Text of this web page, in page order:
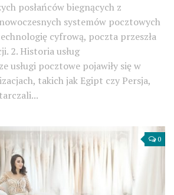
posłańców biegnących z
systemów pocztowych
cyfrową, poczta przeszła
2. Historia usług
usługi pocztowe pojawiły się w
takich jak Egipt czy Persja,
0